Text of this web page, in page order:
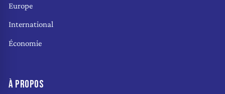
Europe
International
Économie
À PROPOS